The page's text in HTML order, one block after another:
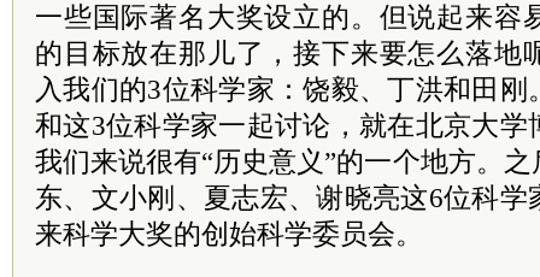
一些国际著名大奖设立的。但说起来容
的目标放在那儿了，接下来要怎么落地
入我们的3位科学家：饶毅、丁洪和田
和这3位科学家一起讨论，就在北京大
我们来说很有“历史意义”的一个地方。
东、文小刚、夏志宏、谢晓亮这6位科
来科学大奖的创始科学委员会。